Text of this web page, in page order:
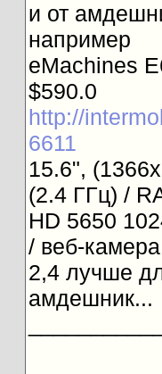
и от
например
eMachines
$590.0
http://
6611
15.6",
(2.4 ГГц) /
HD 5650
/ веб-
2,4 лучше
амдешник...